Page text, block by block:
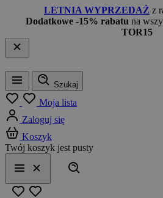
LETNIA WYPRZEDAŻ z
Dodatkowe -15% rabatu na
TOR15
Menu
Szukaj
Moja lista
Zaloguj się
Koszyk
Twój koszyk jest pusty
Menu
Zamknij